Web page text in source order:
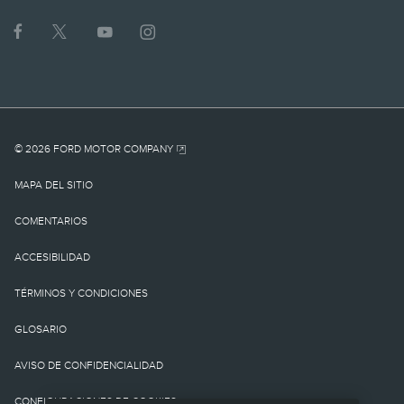
1.
cargo por
destino/entrega como
tampoco cargos o
impuestos
gubernamentales ni
cargos por
financiamiento, cargo de
procesamiento de la
© 2026 FORD MOTOR COMPANY
MAPA DEL SITIO
COMENTARIOS
ACCESIBILIDAD
TÉRMINOS Y CONDICIONES
GLOSARIO
AVISO DE CONFIDENCIALIDAD
CONFIGURACIONES DE COOKIES